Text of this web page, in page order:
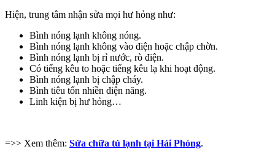
Hiện, trung tâm nhận sửa mọi hư hỏng như:
Bình nóng lạnh không nóng.
Bình nóng lạnh không vào điện hoặc chập chờn.
Bình nóng lạnh bị rỉ nước, rò điện.
Có tiếng kêu to hoặc tiếng kêu lạ khi hoạt động.
Bình nóng lạnh bị chập cháy.
Bình tiêu tốn nhiền điện năng.
Linh kiện bị hư hỏng…
=>> Xem thêm: Sửa chữa tủ lạnh tại Hải Phòng.